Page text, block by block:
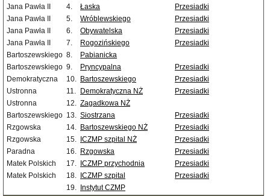
Jana Pawła II 4. Łaska
Przesiadki
Jana Pawła II
5. Wróblewskiego
Przesiadki
Jana Pawła II
6. Obywatelska
Przesiadki
Jana Pawła II
7. Rogozińskiego
Przesiadki
Bartoszewskiego 8.
Pabianicka
Bartoszewskiego 9. Pryncypalna
Przesiadki
Demokratyczna
10. Bartoszewskiego
Przesiadki
Ustronna
11. Demokratyczna NŻ
Przesiadki
Ustronna
12. Zagadkowa NŻ
Bartoszewskiego 13. Siostrzana
Przesiadki
Rzgowska
14. Bartoszewskiego NŻ
Przesiadki
Rzgowska
15. ICZMP szpital NŻ
Przesiadki
Paradna
16. Rzgowska
Przesiadki
Matek Polskich
17. ICZMP przychodnia
Przesiadki
Matek Polskich
18. ICZMP szpital
Przesiadki
19.
Instytut CZMP